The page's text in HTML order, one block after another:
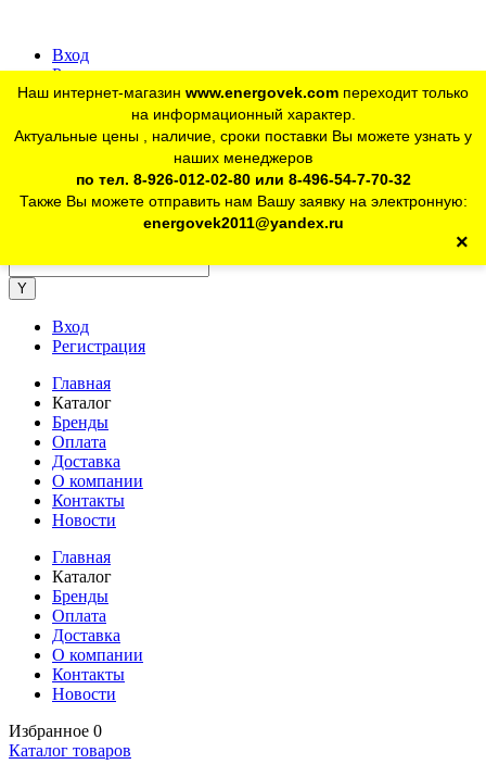
Вход
Регистрация
Для юр. лиц:+7 (926) 012-02-80
telegram Розничный магазин:+7 (925) 902-46-10
Наш интернет-магазин www.energovek.com переходит только
на информационный характер.
Актуальные цены , наличие, сроки поставки Вы можете узнать у
наших менеджеров
по тел. 8-926-012-02-80 или 8-496-54-7-70-32
Также Вы можете отправить нам Вашу заявку на электронную:
energovek2011@yandex.ru
×
Вход
Регистрация
Главная
Каталог
Бренды
Оплата
Доставка
О компании
Контакты
Новости
Главная
Каталог
Бренды
Оплата
Доставка
О компании
Контакты
Новости
Избранное 0
Каталог товаров